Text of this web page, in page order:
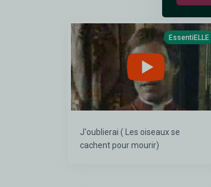
EssentiELLE
J'oublierai ( Les oiseaux se
cachent pour mourir)